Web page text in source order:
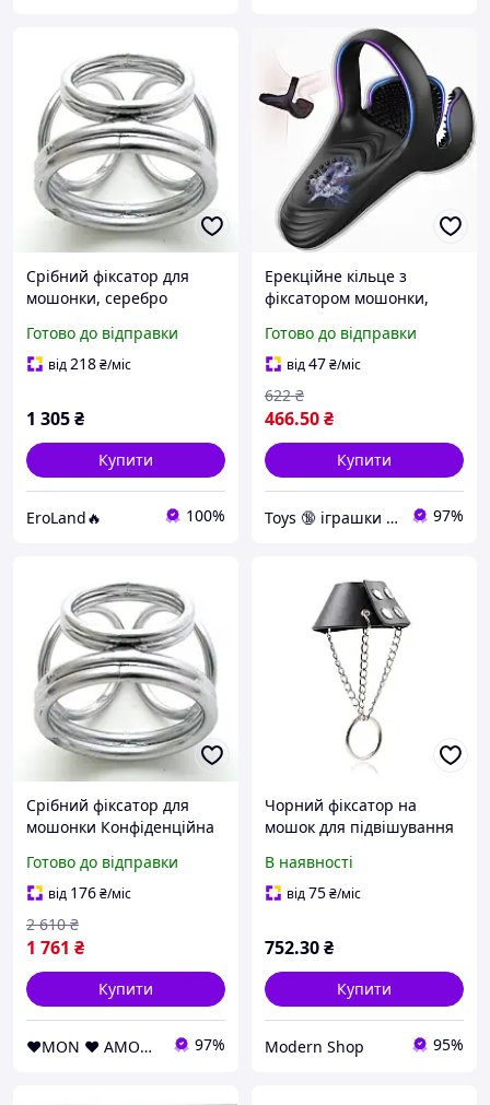
Срібний фіксатор для
мошонки, серебро
Готово до відправки
від218₴/міс
1 305₴
Купити
EroLand🔥 100%
Ерекційне кільце з
фіксатором мошонки,
силіконове, чорне
Готово до відправки
від47₴/міс
466.50₴
622 ₴
Купити
Toys 🔞 іграшки для дорослих 97%
Срібний фіксатор для
мошонки Конфіденційна
Готово до відправки
від 176₴/міс
1 761 ₴
2 610 ₴
Купити
❤️MON ❤️ AMOUR❤️ 97%
Чорний фіксатор на
мошок для підвішування
В наявності
від75₴/міс
752.30₴
Купити
Modern Shop 95%